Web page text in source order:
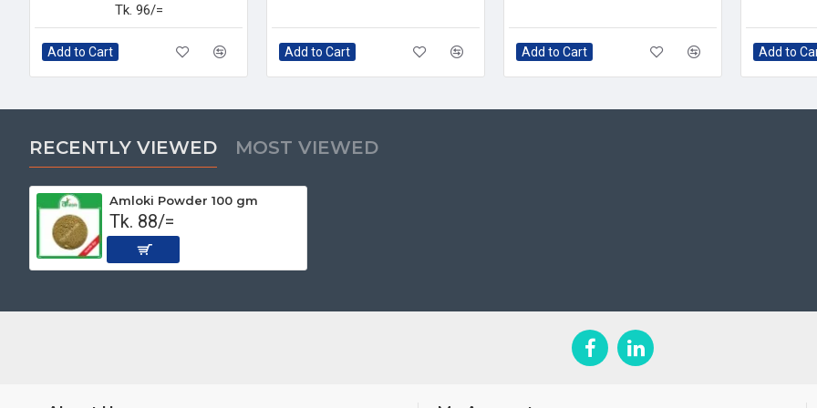
Tk. 96/=
Add to Cart Add to Cart Add to Cart Add to
RECENTLY VIEWED MOST VIEWED
Amloki Powder 100 gm
Tk. 88/=